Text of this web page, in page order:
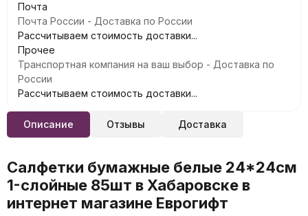
Почта
Почта России - Доставка по России
Рассчитываем стоимость доставки...
Прочее
Транспортная компания на ваш выбор - Доставка по
России
Рассчитываем стоимость доставки...
Описание Отзывы Доставка
Салфетки бумажные белые 24*24см
1-слойные 85шт в Хабаровске в
интернет магазине Еврогифт